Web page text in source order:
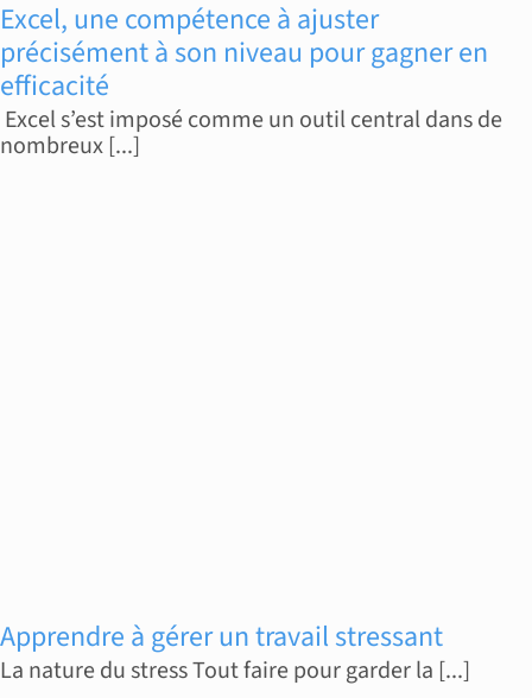
Excel, une compétence à ajuster
précisément à son niveau pour gagner en
efficacité
Excel s’est imposé comme un outil central dans de
nombreux [...]
Apprendre à gérer un travail stressant
La nature du stress Tout faire pour garder la [...]